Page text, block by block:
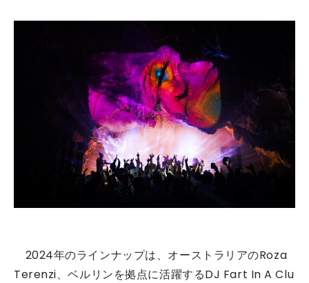
2024年のラインナップは、オーストラリアのRoza
Terenzi、ベルリンを拠点に活躍するDJ Fart In A Clu